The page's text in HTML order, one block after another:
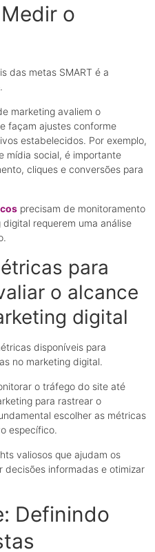
o
das metas SMART é a
marketing avaliem o
façam ajustes conforme
estabelecidos. Por exemplo,
mídia social, é importante
cliques e conversões para
precisam de monitoramento
requerem uma análise
para
o alcance
digital
disponíveis para
no marketing digital.
o tráfego do site até
para rastrear o
escolher as métricas
específico.
valiosos que ajudam os
decisões informadas e otimizar
Definindo